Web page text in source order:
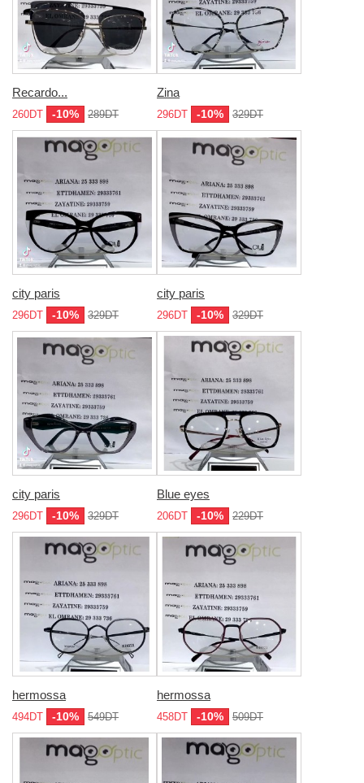
Recardo...
260DT -10% 289DT
Zina
296DT -10% 329DT
city paris
296DT -10% 329DT
city paris
296DT -10% 329DT
city paris
296DT -10% 329DT
Blue eyes
206DT -10% 229DT
hermossa
494DT -10% 549DT
hermossa
458DT -10% 509DT